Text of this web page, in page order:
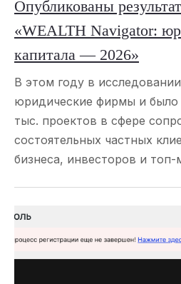
Опубликованы
«WEALTH Navigator:
капитала — 2026»
В этом году в
юридические фирмы и было
тыс. проектов в сфере
состоятельных частных
бизнеса, инвесторов и